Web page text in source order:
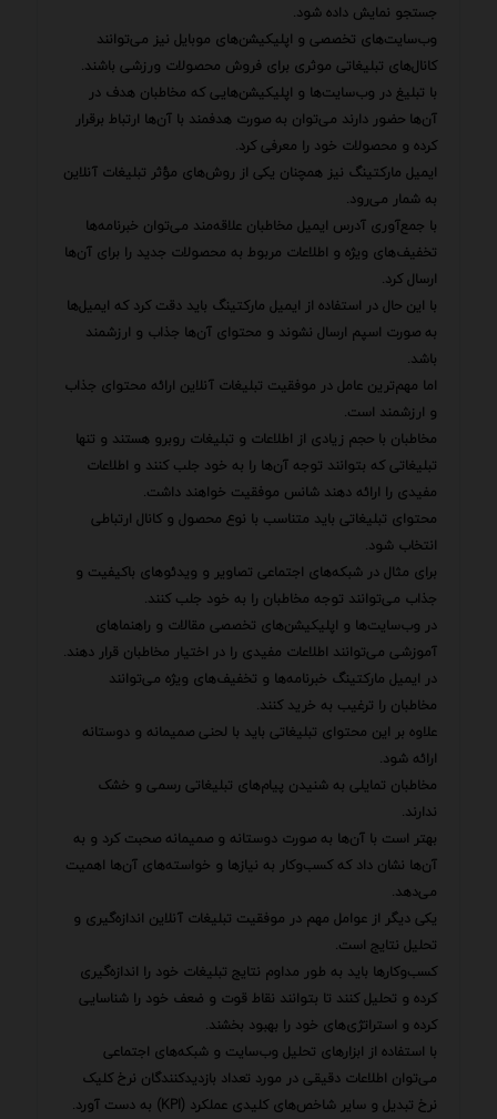
جستجو نمایش داده شود.
وب‌سایت‌های تخصصی و اپلیکیشن‌های موبایل نیز می‌توانند
کانال‌های تبلیغاتی موثری برای فروش محصولات ورزشی باشند.
با تبلیغ در وب‌سایت‌ها و اپلیکیشن‌هایی که مخاطبان هدف در
آن‌ها حضور دارند می‌توان به صورت هدفمند با آن‌ها ارتباط برقرار
کرده و محصولات خود را معرفی کرد.
ایمیل مارکتینگ نیز همچنان یکی از روش‌های مؤثر تبلیغات آنلاین
به شمار می‌رود.
با جمع‌آوری آدرس ایمیل مخاطبان علاقه‌مند می‌توان خبرنامه‌ها
تخفیف‌های ویژه و اطلاعات مربوط به محصولات جدید را برای آن‌ها
ارسال کرد.
با این حال در استفاده از ایمیل مارکتینگ باید دقت کرد که ایمیل‌ها
به صورت اسپم ارسال نشوند و محتوای آن‌ها جذاب و ارزشمند
باشد.
اما مهم‌ترین عامل در موفقیت تبلیغات آنلاین ارائه محتوای جذاب
و ارزشمند است.
مخاطبان با حجم زیادی از اطلاعات و تبلیغات روبرو هستند و تنها
تبلیغاتی که بتوانند توجه آن‌ها را به خود جلب کنند و اطلاعات
مفیدی را ارائه دهند شانس موفقیت خواهند داشت.
محتوای تبلیغاتی باید متناسب با نوع محصول و کانال ارتباطی
انتخاب شود.
برای مثال در شبکه‌های اجتماعی تصاویر و ویدئوهای باکیفیت و
جذاب می‌توانند توجه مخاطبان را به خود جلب کنند.
در وب‌سایت‌ها و اپلیکیشن‌های تخصصی مقالات و راهنماهای
آموزشی می‌توانند اطلاعات مفیدی را در اختیار مخاطبان قرار دهند.
در ایمیل مارکتینگ خبرنامه‌ها و تخفیف‌های ویژه می‌توانند
مخاطبان را ترغیب به خرید کنند.
علاوه بر این محتوای تبلیغاتی باید با لحنی صمیمانه و دوستانه
ارائه شود.
مخاطبان تمایلی به شنیدن پیام‌های تبلیغاتی رسمی و خشک
ندارند.
بهتر است با آن‌ها به صورت دوستانه و صمیمانه صحبت کرد و به
آن‌ها نشان داد که کسب‌وکار به نیازها و خواسته‌های آن‌ها اهمیت
می‌دهد.
یکی دیگر از عوامل مهم در موفقیت تبلیغات آنلاین اندازه‌گیری و
تحلیل نتایج است.
کسب‌وکارها باید به طور مداوم نتایج تبلیغات خود را اندازه‌گیری
کرده و تحلیل کنند تا بتوانند نقاط قوت و ضعف خود را شناسایی
کرده و استراتژی‌های خود را بهبود بخشند.
با استفاده از ابزارهای تحلیل وب‌سایت و شبکه‌های اجتماعی
می‌توان اطلاعات دقیقی در مورد تعداد بازدیدکنندگان نرخ کلیک
نرخ تبدیل و سایر شاخص‌های کلیدی عملکرد (KPI) به دست آورد.